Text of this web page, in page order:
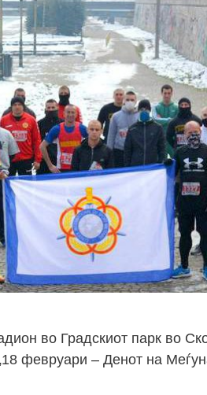
во Градскиот парк во
февруари – Денот на